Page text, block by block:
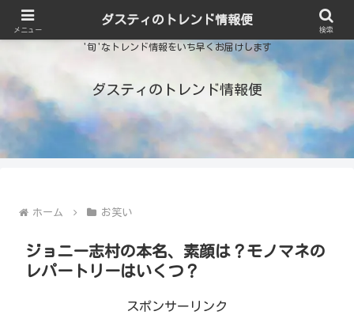
'旬'なトレンド情報をいち早くお届けします
ダスティのトレンド情報便
ホーム お笑い
ジョニー志村の本名、素顔は？モノマネの
レパートリーはいくつ？
スポンサーリンク
メニュー
ダスティのトレンド情報便
検索